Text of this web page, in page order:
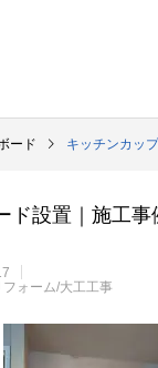
ード キッチンカップボード
ド設置｜施工事
フォーム/大工工事